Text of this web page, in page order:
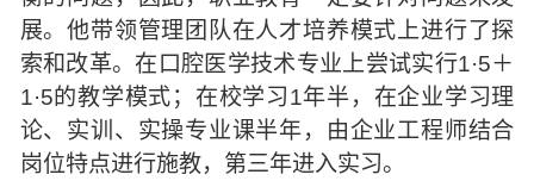
展。他带领管理团队在人才培养模式上进行了探
索和改革。在口腔医学技术专业上尝试实行1·5＋
1·5的教学模式；在校学习1年半，在企业学习理
论、实训、实操专业课半年，由企业工程师结合
岗位特点进行施教，第三年进入实习。